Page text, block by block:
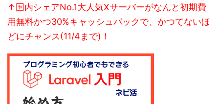
↑国内シェアNo.1大人気Xサーバーがなんと初期費
用無料かつ30%キャッシュバックで、かつてないほ
どにチャンス(11/4まで)！